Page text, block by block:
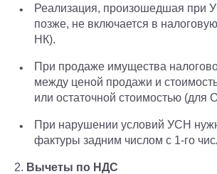
Реализация, произошедшая при
позже, не включается в
НК).
При продаже имущества
между ценой продажи и
или остаточной стоимостью (для
При нарушении условий УСН
фактуры задним числом с 1-го
2. Вычеты по НДС